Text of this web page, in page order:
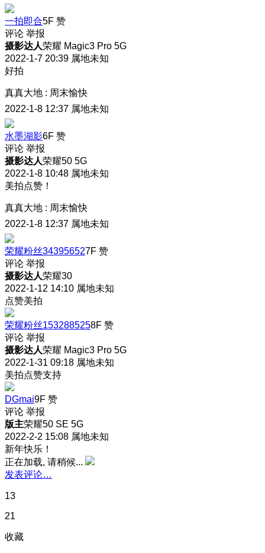
一拍即合5F 赞
评论 举报
摄影达人荣耀 Magic3 Pro 5G
2022-1-7 20:39 属地未知
好拍
真真大地 : 周末愉快
2022-1-8 12:37 属地未知
水墨湖影6F 赞
评论 举报
摄影达人荣耀50 5G
2022-1-8 10:48 属地未知
美拍点赞！
真真大地 : 周末愉快
2022-1-8 12:37 属地未知
荣耀粉丝343956527F 赞
评论 举报
摄影达人荣耀30
2022-1-12 14:10 属地未知
点赞美拍
荣耀粉丝1532885258F 赞
评论 举报
摄影达人荣耀 Magic3 Pro 5G
2022-1-31 09:18 属地未知
美拍点赞支持
DGmai9F 赞
评论 举报
版主荣耀50 SE 5G
2022-2-2 15:08 属地未知
新年快乐！
正在加载, 请稍候...
发表评论…
13
21
收藏